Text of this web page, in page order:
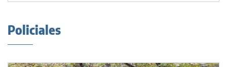
Policiales